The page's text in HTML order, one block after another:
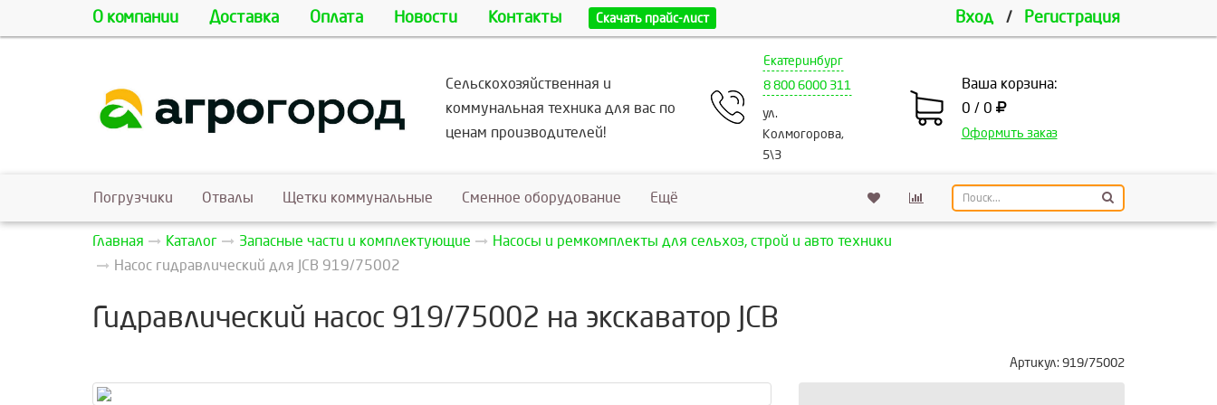
О компании Доставка Оплата Новости Контакты Скачать прайс-лист Вход / Регистрация
Сельскохозяйственная и
коммунальная техника для вас по
ценам производителей!
Екатеринбург
8 800 6000 311
ул.
Колмогорова,
5\3
Ваша корзина:
0 / 0
Оформить заказ
Погрузчики Отвалы Щетки коммунальные Сменное оборудование Ещё
Главная Каталог Запасные части и комплектующие
Насосы и ремкомплекты для сельхоз, строй и авто техники
Насос гидравлический для JCB 919/75002
Гидравлический насос 919/75002 на экскаватор JCB
Артикул: 919/75002